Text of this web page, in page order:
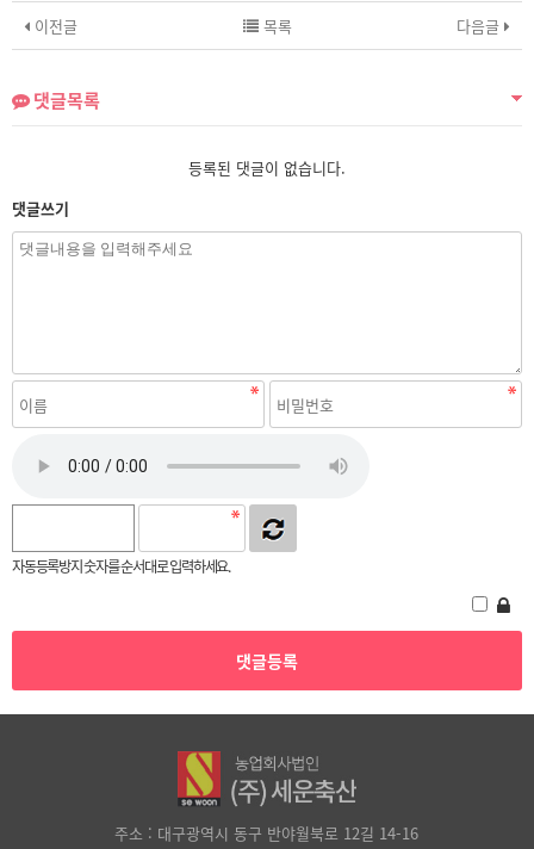
이전글 다음글
목록
댓글목록
등록된 댓글이 없습니다.
댓글쓰기
자동등록방지 숫자를 순서대로 입력하세요.
주소 : 대구광역시 동구 반야월북로 12길 14-16